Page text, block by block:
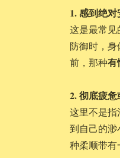
1. 感到绝
这是最常见
防御时，
前，那种有
2. 彻底疲
这里不是指
到自己的渺
种柔顺带有